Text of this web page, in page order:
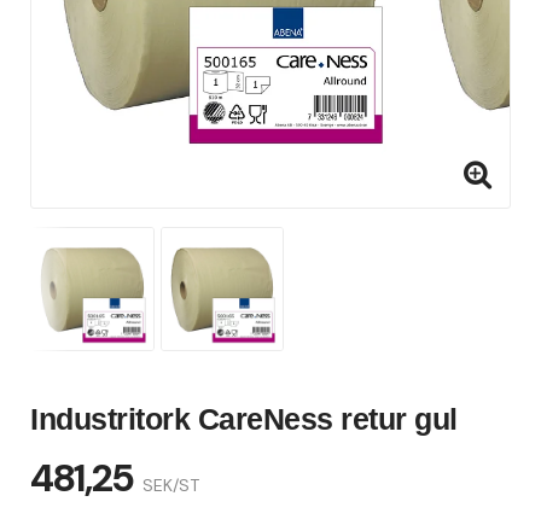
Industritork CareNess retur gul
481,25 SEK/ST